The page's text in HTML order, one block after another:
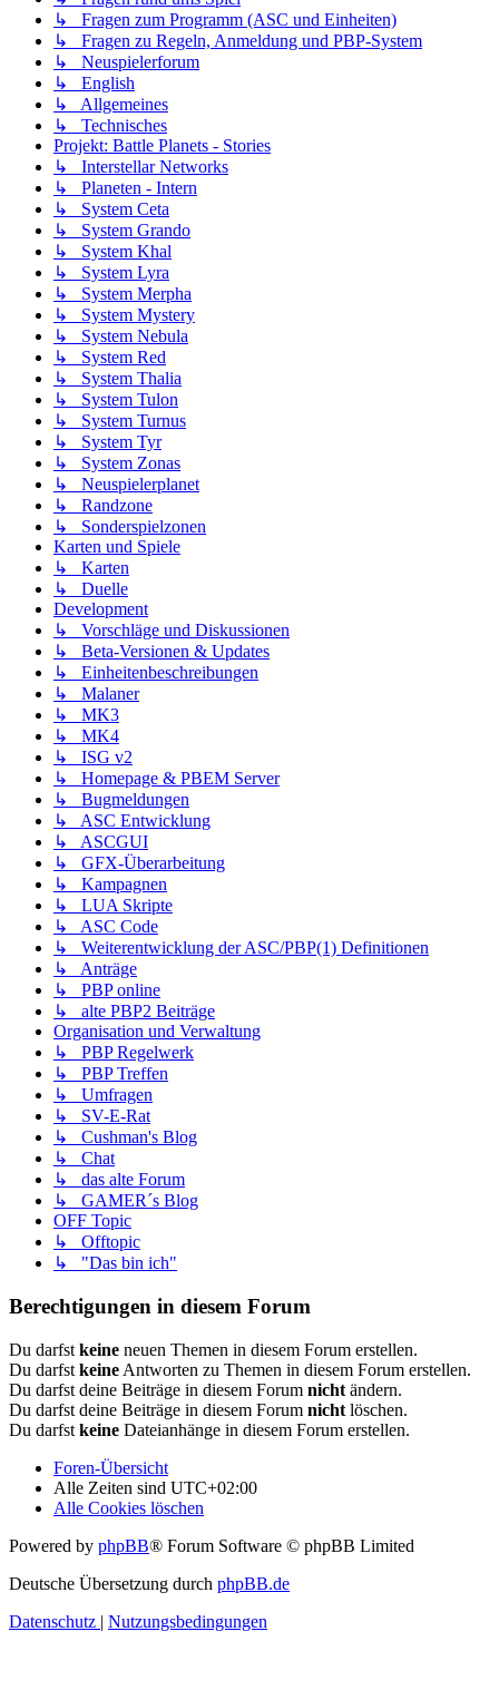
↳ Fragen zum Programm (ASC und Einheiten)
↳ Fragen zu Regeln, Anmeldung und PBP-System
↳ Neuspielerforum
↳ English
↳ Allgemeines
↳ Technisches
Projekt: Battle Planets - Stories
↳ Interstellar Networks
↳ Planeten - Intern
↳ System Ceta
↳ System Grando
↳ System Khal
↳ System Lyra
↳ System Merpha
↳ System Mystery
↳ System Nebula
↳ System Red
↳ System Thalia
↳ System Tulon
↳ System Turnus
↳ System Tyr
↳ System Zonas
↳ Neuspielerplanet
↳ Randzone
↳ Sonderspielzonen
Karten und Spiele
↳ Karten
↳ Duelle
Development
↳ Vorschläge und Diskussionen
↳ Beta-Versionen & Updates
↳ Einheitenbeschreibungen
↳ Malaner
↳ MK3
↳ MK4
↳ ISG v2
↳ Homepage & PBEM Server
↳ Bugmeldungen
↳ ASC Entwicklung
↳ ASCGUI
↳ GFX-Überarbeitung
↳ Kampagnen
↳ LUA Skripte
↳ ASC Code
↳ Weiterentwicklung der ASC/PBP(1) Definitionen
↳ Anträge
↳ PBP online
↳ alte PBP2 Beiträge
Organisation und Verwaltung
↳ PBP Regelwerk
↳ PBP Treffen
↳ Umfragen
↳ SV-E-Rat
↳ Cushman's Blog
↳ Chat
↳ das alte Forum
↳ GAMER´s Blog
OFF Topic
↳ Offtopic
↳ "Das bin ich"
Berechtigungen in diesem Forum
Du darfst keine neuen Themen in diesem Forum erstellen.
Du darfst keine Antworten zu Themen in diesem Forum erstellen.
Du darfst deine Beiträge in diesem Forum nicht ändern.
Du darfst deine Beiträge in diesem Forum nicht löschen.
Du darfst keine Dateianhänge in diesem Forum erstellen.
Foren-Übersicht
Alle Zeiten sind UTC+02:00
Alle Cookies löschen
Powered by phpBB® Forum Software © phpBB Limited
Deutsche Übersetzung durch phpBB.de
Datenschutz | Nutzungsbedingungen